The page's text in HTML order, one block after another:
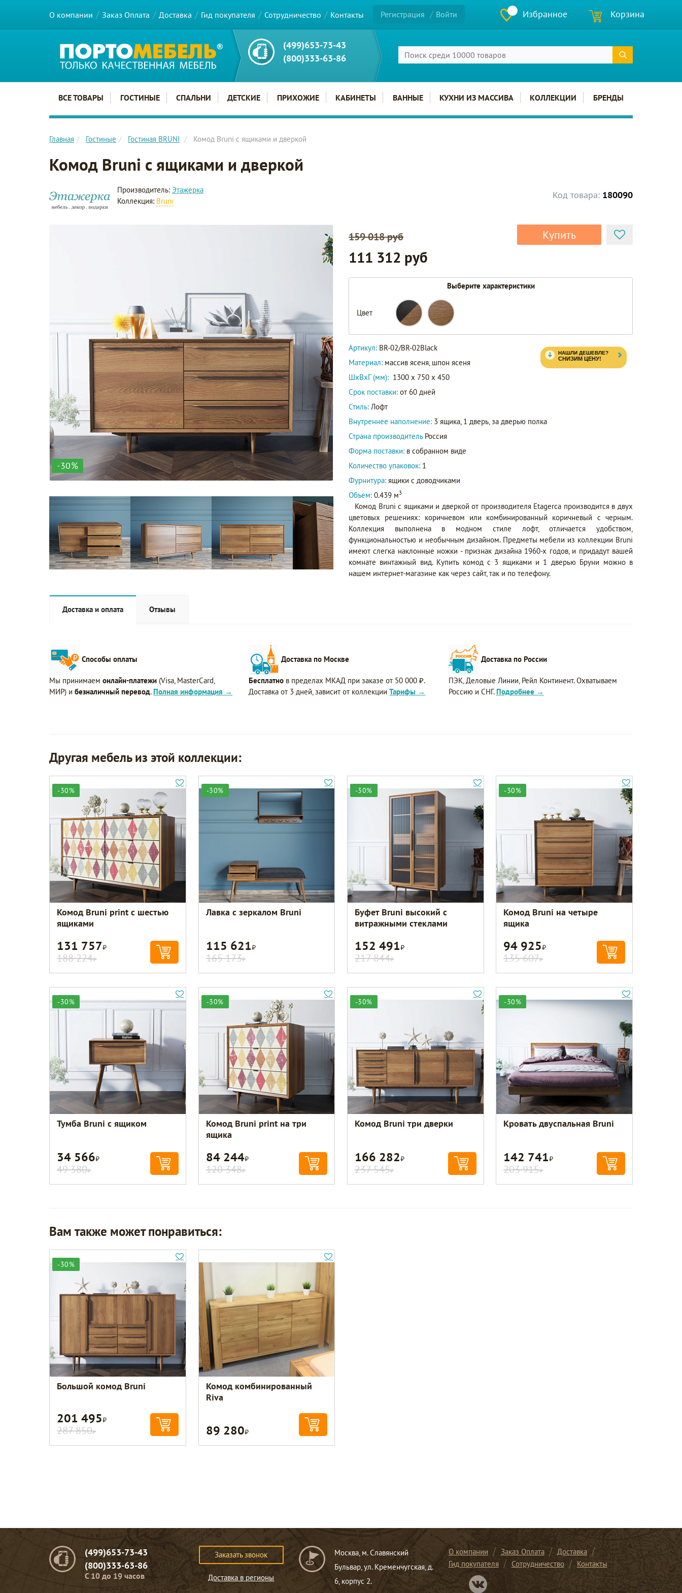
О компании Заказ Оплата Доставка Гид покупателя Сотрудничество Контакты Регистрация Войти Избранное Корзина
(499)653-73-43
(800)333-63-86
Главное меню сайта
ВСЕ ТОВАРЫ ГОСТИНЫЕ СПАЛЬНИ ДЕТСКИЕ ПРИХОЖИЕ КАБИНЕТЫ ВАННЫЕ КУХНИ ИЗ МАССИВА КОЛЛЕКЦИИ БРЕНДЫ
Главная Гостиные Гостиная BRUNI Комод Bruni с ящиками и дверкой
Комод Bruni с ящиками и дверкой
Код товара: 180090
Производитель: Этажерка
Коллекция: Bruni
-30%
159 018 руб
111 312 руб
Купить
Выберите характеристики
Цвет
BR-
02Black
BR-
02
Артикул: BR-02/BR-02Black
Материал: массив ясеня, шпон ясеня
ШxВxГ (мм): 1300 x 750 x 450
Срок поставки: от 60 дней
Стиль: Лофт
Внутреннее наполнение: 3 ящика, 1 дверь, за дверью полка
Страна производитель Россия
Форма поставки: в собранном виде
Количество упаковок: 1
Фурнитура: ящики с доводчиками
Объем: 0.439 м3
Комод Bruni с ящиками и дверкой от производителя Etagerca производится в двух
цветовых решениях: коричневом или комбинированный коричневый с черным.
Коллекция выполнена в модном стиле лофт, отличается удобством,
функциональностью и необычным дизайном. Предметы мебели из коллекции Bruni
имеют слегка наклонные ножки - признак дизайна 1960-х годов, и придадут вашей
комнате винтажный вид. Купить комод с 3 ящиками и 1 дверью Бруни можно в
нашем интернет-магазине как через сайт, так и по телефону.
Доставка и оплата Отзывы
Способы оплаты
Мы принимаем онлайн-платежи (Visa, MasterCard,
МИР) и безналичный перевод. Полная информация →
Доставка по Москве
Бесплатно в пределах МКАД при заказе от 50 000 ₽.
Доставка от 3 дней, зависит от коллекцииТарифы →
Доставка по России
ПЭК, Деловые Линии, Рейл Континент. Охватываем
Россию и СНГ. Подробнее →
Другая мебель из этой коллекции:
-30%
Комод Bruni print с шестью
ящиками
131 757Р
188 224Р
-30%
Лавка с зеркалом Bruni
115 621Р
165 173Р
-30%
Буфет Bruni высокий с
витражными стеклами
152 491Р
217 844Р
-30%
Комод Bruni на четыре
ящика
94 925Р
135 607Р
-30%
Тумба Bruni с ящиком
34 566Р
49 380Р
-30%
Комод Bruni print на три
ящика
84 244Р
120 348Р
-30%
Комод Bruni три дверки
166 282Р
237 545Р
-30%
Кровать двуспальная Bruni
142 741Р
203 915Р
Вам также может понравиться:
-30%
Большой комод Bruni
201 495Р
287 850Р
Комод комбинированный
Riva
89 280Р
(499)653-73-43
(800)333-63-86
C 10 до 19 часов
Заказать звонок
Доставка в регионы
Москва, м. Славянский
Бульвар, ул. Кременчугская, д.
6, корпус 2.
О компании Заказ Оплата
Доставка
Гид покупателя
Сотрудничество
Контакты
Перейти в нашу группу Вконтакте